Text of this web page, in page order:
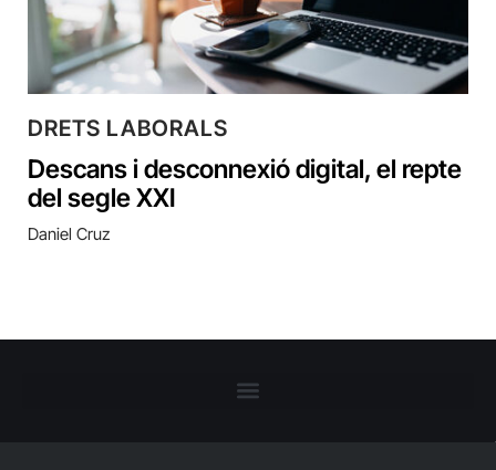
DRETS LABORALS
Descans i desconnexió digital, el repte
del segle XXI
Daniel Cruz